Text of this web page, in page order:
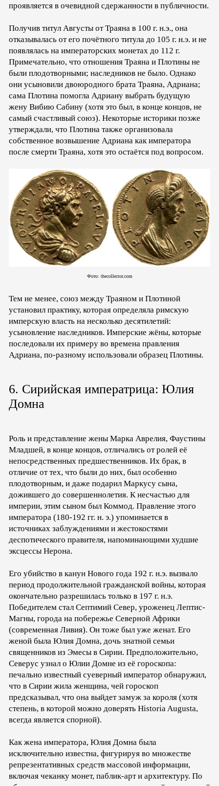
проявляется в очевидной сдержанности в публичности.
Получив титул Августы от Траяна в 100 г. н.э., она
отказывалась от его почётного титула до 105 г. н.э. и не
появлялась на императорских монетах до 112 г.
Примечательно, что отношения Траяна и Плотины не
были плодотворными; наследников не было. Однако
они усыновили двоюродного брата Траяна, Адриана;
сама Плотина помогла Адриану выбрать будущую
жену Вибию Сабину (хотя это был, в конце концов, не
самый счастливый союз). Некоторые историки позже
утверждали, что Плотина также организовала
собственное возвышение Адриана как императора
после смерти Траяна, хотя это остаётся под вопросом.
Фото: thecollector.com
Тем не менее, союз между Траяном и Плотиной
установил практику, которая определяла римскую
имперскую власть на несколько десятилетий:
усыновление наследников. Имперские жёны, которые
последовали их примеру во времена правления
Адриана, по-разному использовали образец Плотины.
6. Сирийская императрица: Юлия
Домна
Роль и представление жены Марка Аврелия, Фаустины
Младшей, в конце концов, отличались от ролей её
непосредственных предшественников. Их брак, в
отличие от тех, что были до них, был особенно
плодотворным, и даже подарил Маркусу сына,
дожившего до совершеннолетия. К несчастью для
империи, этим сыном был Коммод. Правление этого
императора (180-192 гг. н. э.) упоминается в
источниках заблуждениями и жестокостями
деспотического правителя, напоминающими худшие
эксцессы Нерона.
Его убийство в канун Нового года 192 г. н.э. вызвало
период продолжительной гражданской войны, которая
окончательно разрешилась только в 197 г. н.э.
Победителем стал Септимий Север, уроженец Лептис-
Магны, города на побережье Северной Африки
(современная Ливия). Он тоже был уже женат. Его
женой была Юлия Домна, дочь знатной семьи
священников из Эмесы в Сирии. Предположительно,
Северус узнал о Юлии Домне из её гороскопа:
печально известный суеверный император обнаружил,
что в Сирии жила женщина, чей гороскоп
предсказывал, что она выйдет замуж за короля (хотя
степень, в которой можно доверять Historia Augusta,
всегда является спорной).
Как жена императора, Юлия Домна была
исключительно известна, фигурируя во множестве
репрезентативных средств массовой информации,
включая чеканку монет, паблик-арт и архитектуру. По